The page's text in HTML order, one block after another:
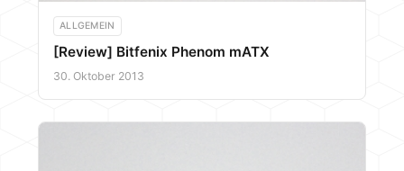
ALLGEMEIN
[Review] Bitfenix Phenom mATX
30. Oktober 2013